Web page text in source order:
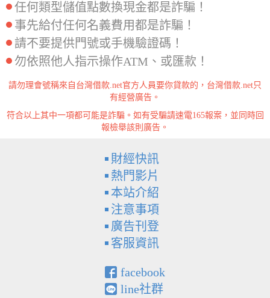
任何類型儲值點數換現金都是詐騙！
事先給付任何名義費用都是詐騙！
請不要提供門號或手機驗證碼！
勿依照他人指示操作ATM、或匯款！
請勿理會號稱來自台灣借款.net官方人員要你貸款的，台灣借款.net只
有經營廣告。
符合以上其中一項都可能是詐騙。如有受騙請速電165報案，並同時回
報檢舉該則廣告。
財經快訊
熱門影片
本站介紹
注意事項
廣告刊登
客服資訊
facebook
line社群